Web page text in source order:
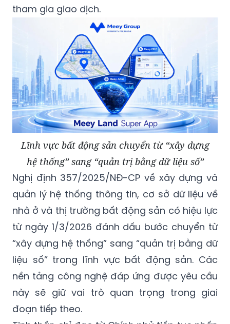
Lĩnh vực bất động sản chuyển từ “xây dựng
hệ thống” sang “quản trị bằng dữ liệu số”
Nghị định 357/2025/NĐ-CP về xây dựng và
quản lý hệ thống thông tin, cơ sở dữ liệu về
nhà ở và thị trường bất động sản có hiệu lực
từ ngày 1/3/2026 đánh dấu bước chuyển từ
“xây dựng hệ thống” sang “quản trị bằng dữ
liệu số” trong lĩnh vực bất động sản. Các
nền tảng công nghệ đáp ứng được yêu cầu
này sẽ giữ vai trò quan trọng trong giai
đoạn tiếp theo.
Tinh thần chỉ đạo từ Chính phủ tiếp tục nhấn
mạnh yêu cầu thực chất trong chuyển đổi